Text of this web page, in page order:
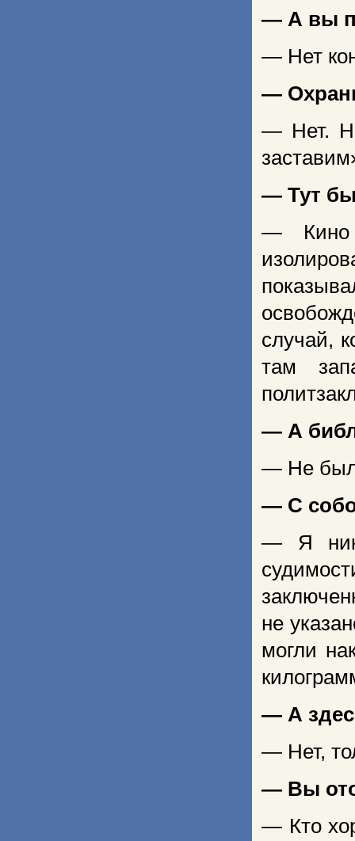
— А вы
— Нет
—
— Нет.
— Тут
— Кино
случай,
там
— А
— Не
— С
— Я
не
могли
— А
— Нет,
— Вы
— Кто